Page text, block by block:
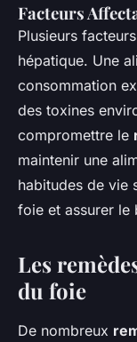
Facteurs
Plusieurs
hépatique. Une
consommation
des toxines
compromettre le
maintenir une
habitudes de vie
foie et assurer le
Les
du foie
De nombreux